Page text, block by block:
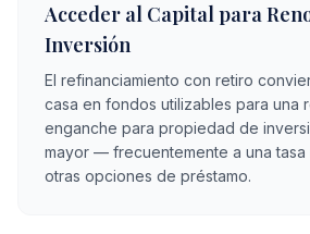
Acceder al Capital para
Inversión
El refinanciamiento con retiro
casa en fondos utilizables para una
enganche para propiedad de
mayor — frecuentemente a una tasa
otras opciones de préstamo.